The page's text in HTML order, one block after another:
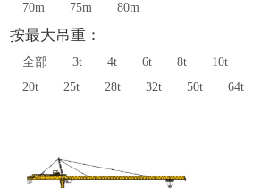
70m
75m 80m
按最大吊重：
全部 3t 4t 6t 8t 10t
20t
25t 28t 32t 50t 64t